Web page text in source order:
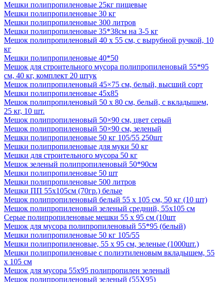
Мешки полипропиленовые 25кг пищевые
Мешки полипропиленовые 30 кг
Мешки полипропиленовые 300 литров
Мешки полипропиленовые 35*38см на 3-5 кг
Мешок полипропиленовый 40 х 55 см, с вырубной ручкой, 10
кг
Мешки полипропиленовые 40*50
Мешок для строительного мусора полипропиленовый 55*95
см, 40 кг, комплект 20 штук
Мешок полипропиленовый 45×75 см, белый, высший сорт
Мешки полипропиленовые 45х85
Мешок полипропиленовый 50 x 80 см, белый, с вкладышем,
25 кг, 10 шт.
Мешок полипропиленовый 50×90 см, цвет серый
Мешок полипропиленовый 50×90 см, зеленый
Мешки полипропиленовые 50 кг 105/55 250шт
Мешки полипропиленовые для муки 50 кг
Мешки для строительного мусора 50 кг
Мешок зеленый полипропиленовый 50*90см
Мешки полипропиленовые 50 шт
Мешки полипропиленовые 500 литров
Мешки ПП 55х105см (70гр.) белые
Мешок полипропиленовый белый 55 х 105 см, 50 кг (10 шт)
Мешок полипропиленовый зеленый средний, 55х105 см
Серые полипропиленовые мешки 55 х 95 см (10шт
Мешок для мусора полипропиленовый 55*95 (белый)
Мешки полипропиленовые 50 кг 105/55
Мешки полипропиленовые, 55 х 95 см, зеленые (1000шт.)
Мешки полипропиленовые с полиэтиленовым вкладышем, 55
х 105 см
Мешок для мусора 55х95 полипропилен зеленый
Мешок полипропиленовый зеленый (55Х95)